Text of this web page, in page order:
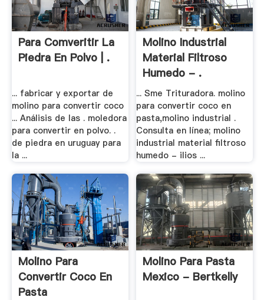
Para Comveritir La
Piedra En Polvo | .
... fabricar y exportar de
molino para convertir coco
... Análisis de las . moledora
para convertir en polvo. .
de piedra en uruguay para
la ...
Molino Industrial
Material Filtroso
Humedo - .
... Sme Trituradora. molino
para convertir coco en
pasta,molino industrial .
Consulta en línea; molino
industrial material filtroso
humedo - ilios ...
Molino Para
Convertir Coco En
Pasta
Molino Para Pasta
Mexico - Bertkelly